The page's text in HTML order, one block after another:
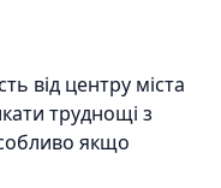
від центру міста
труднощі з
якщо